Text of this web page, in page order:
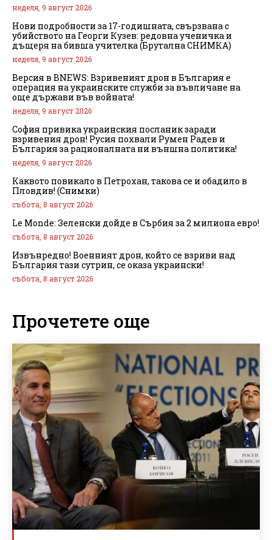
неделя, 9 август 2026
Нови подробности за 17-годишната, свързвана с
убийството на Георги Кузев: редовна ученичка и
дъщеря на бивша учителка (Брутална СНИМКА)
неделя, 9 август 2026
Версия в BNEWS: Взривеният дрон в България е
операция на украинските служби за въвличане на
още държави във войната!
неделя, 9 август 2026
София привика украинския посланик заради
взривения дрон! Русия похвали Румен Радев и
България за рационалната ни външна политика!
неделя, 9 август 2026
Каквото повикало в Петрохан, такова се и обадило в
Пловдив! (Снимки)
събота, 8 август 2026
Le Monde: Зеленски дойде в Сърбия за 2 милиона евро!
събота, 8 август 2026
Извънредно! Военният дрон, който се взриви над
България тази сутрин, се оказа украински!
събота, 8 август 2026
Прочетете още